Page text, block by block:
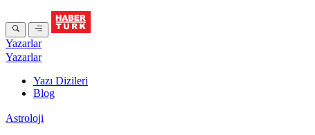
Yazarlar
Yazarlar
Yazı Dizileri
Blog
Astroloji